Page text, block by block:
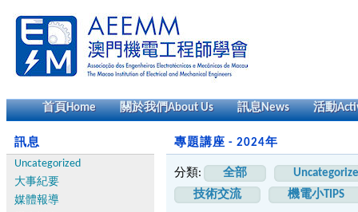
首頁Home 關於我們About Us 訊息News 活動
訊息
Uncategorized
大事紀要
媒體報導
專題講座 - 2024年
分類: 全部
技術交流
機電小TIPS